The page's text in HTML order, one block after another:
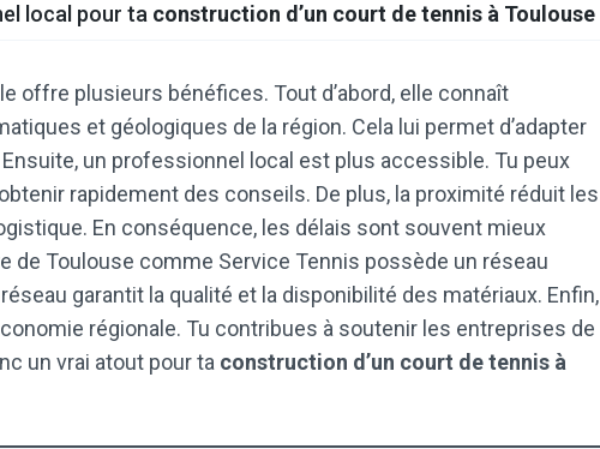
local pour ta construction d’un court de tennis à Toulouse
offre plusieurs bénéfices. Tout d’abord, elle connaît
et géologiques de la région. Cela lui permet d’adapter
un professionnel local est plus accessible. Tu peux
rapidement des conseils. De plus, la proximité réduit les
En conséquence, les délais sont souvent mieux
de Toulouse comme Service Tennis possède un réseau
garantit la qualité et la disponibilité des matériaux. Enfin,
régionale. Tu contribues à soutenir les entreprises de
un vrai atout pour ta construction d’un court de tennis à